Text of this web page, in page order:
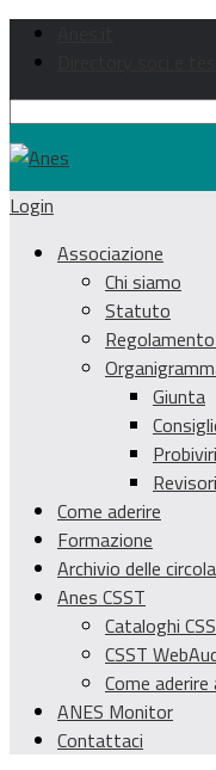
Login
Associazione
Chi siamo
Statuto
Giunta
Probiviri
Come aderire
Formazione
Archivio delle
Anes CSST
Cataloghi
CSST
Come aderire
ANES Monitor
Contattaci